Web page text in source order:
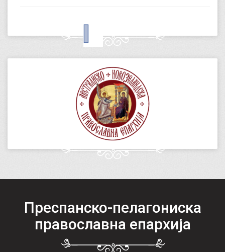
Преспанско-пелагониска
православна епархија